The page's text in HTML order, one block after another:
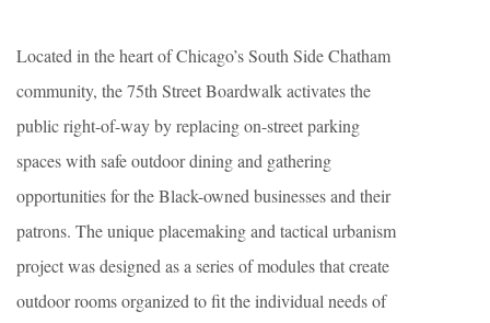
Located in the heart of Chicago’s South Side Chatham
community, the 75th Street Boardwalk activates the
public right-of-way by replacing on-street parking
spaces with safe outdoor dining and gathering
opportunities for the Black-owned businesses and their
patrons. The unique placemaking and tactical urbanism
project was designed as a series of modules that create
outdoor rooms organized to fit the individual needs of